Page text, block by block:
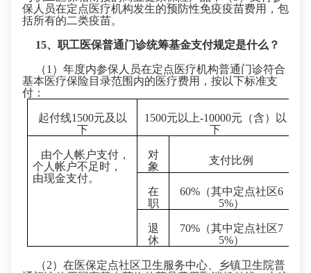
保人员在定点医疗机构发生的预防性免疫疫苗费用，包
括所有的二类疫苗。
15、职工医保普通门诊统筹基金支付规定是什么？
（1 ）年度内参保人员在定点医疗机构普通门诊符合
基本医疗保险目录范围内的医疗费用，按以下标准支
付：
起付线1500元及以
下
1500元以上-10000元（含）以
下
由个人帐户支付，
个人帐户不足时，
由现金支付。
对
象
支付比例
在
职
60%（其中定点社区6
5%）
退
休
70%（其中定点社区7
5%）
（2）在医保定点社区卫生服务中心、乡镇卫生院普